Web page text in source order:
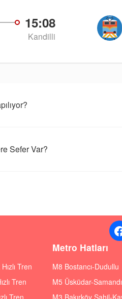
15:08
Kandilli
Sefer Var?
Tren
Tren
Tren
Metro Hatları
M8 Bostancı-Dudullu
M5 Üsküdar-
M3 Bakırköy Sahil-